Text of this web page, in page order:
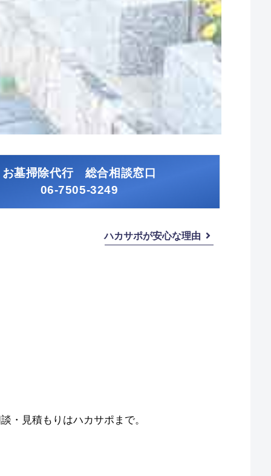
お墓掃除代行 総合相談窓口
06-7505-3249
ハカサポが安心な理由
・見積もりはハカサポまで。